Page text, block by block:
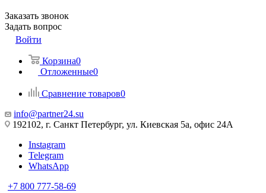
Заказать звонок
Задать вопрос
Войти
Корзина0
Отложенные0
Сравнение товаров0
info@partner24.su
192102, г. Санкт Петербург, ул. Киевская 5а, офис 24А
Instagram
Telegram
WhatsApp
+7 800 777-58-69